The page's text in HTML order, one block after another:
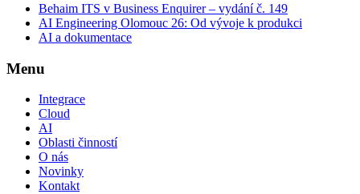
Behaim ITS v Business Enquirer – vydání č. 149
AI Engineering Olomouc 26: Od vývoje k produkci
AI a dokumentace
Menu
Integrace
Cloud
AI
Oblasti činností
O nás
Novinky
Kontakt